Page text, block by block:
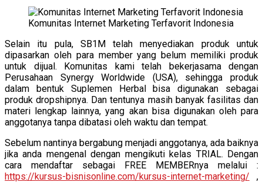
Komunitas Internet Marketing Terfavorit Indonesia
Selain itu pula, SB1M telah menyediakan produk untuk
dipasarkan oleh para member yang belum memiliki produk
untuk dijual. Komunitas kami telah bekerjasama dengan
Perusahaan Synergy Worldwide (USA), sehingga produk
dalam bentuk Suplemen Herbal bisa digunakan sebagai
produk dropshipnya. Dan tentunya masih banyak fasilitas dan
materi lengkap lainnya, yang akan bisa digunakan oleh para
anggotanya tanpa dibatasi oleh waktu dan tempat.
Sebelum nantinya bergabung menjadi anggotanya, ada baiknya
jika anda mengenal dengan mengikuti kelas TRIAL. Dengan
cara mendaftar sebagai FREE MEMBERnya melalui :
https://kursus-bisnisonline.com/kursus-internet-marketing/ ,